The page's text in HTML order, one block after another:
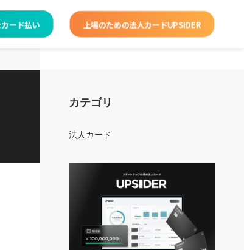
ード払い 上場のための法人カードUPSIDER
カテゴリ
法人カード